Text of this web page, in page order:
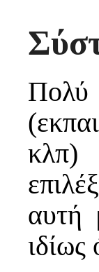
κλπ)
αυτή
ιδίως